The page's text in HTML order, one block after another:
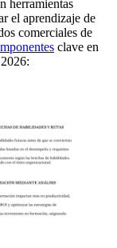
herramientas
el aprendizaje de
comerciales de
clave en